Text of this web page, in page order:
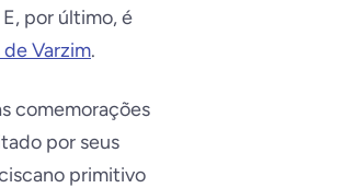
E, por último, é
de Varzim.
comemorações
por seus
primitivo